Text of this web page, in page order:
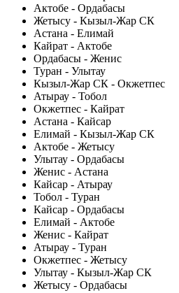
Актобе - Ордабасы
Жетысу - Кызыл-Жар СК
Астана - Елимай
Кайрат - Актобе
Ордабасы - Женис
Туран - Улытау
Кызыл-Жар СК - Окжетпес
Атырау - Тобол
Окжетпес - Кайрат
Астана - Кайсар
Елимай - Кызыл-Жар СК
Актобе - Жетысу
Улытау - Ордабасы
Женис - Астана
Кайсар - Атырау
Тобол - Туран
Кайсар - Ордабасы
Елимай - Актобе
Женис - Кайрат
Атырау - Туран
Окжетпес - Жетысу
Улытау - Кызыл-Жар СК
Жетысу - Ордабасы